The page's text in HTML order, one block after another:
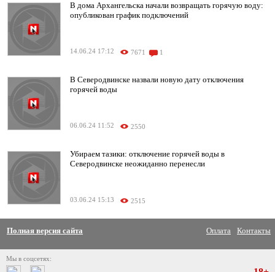
В дома Архангельска начали возвращать горячую воду:
опубликован график подключений
14.06.24 17:12 7671 1
В Северодвинске назвали новую дату отключения
горячей воды
06.06.24 11:52 2550
Убираем тазики: отключение горячей воды в
Северодвинске неожиданно перенесли
03.06.24 15:13 2515
Полная версия сайта Оплата Контакты
Мы в соцсетях: